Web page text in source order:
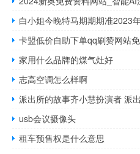
卡盟低价自助下单qq刷赞网站
家用什么品牌的煤气灶好
志高空调怎么样啊
派出所的故事齐小慧扮演者 派
usb会议摄像头
租车预售权是什么意思